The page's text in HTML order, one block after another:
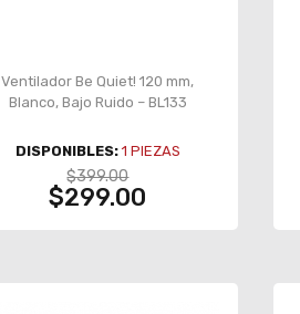
Ventilador Be Quiet! 120 mm,
Blanco, Bajo Ruido – BL133
DISPONIBLES: 1 PIEZAS
$399.00
$299.00